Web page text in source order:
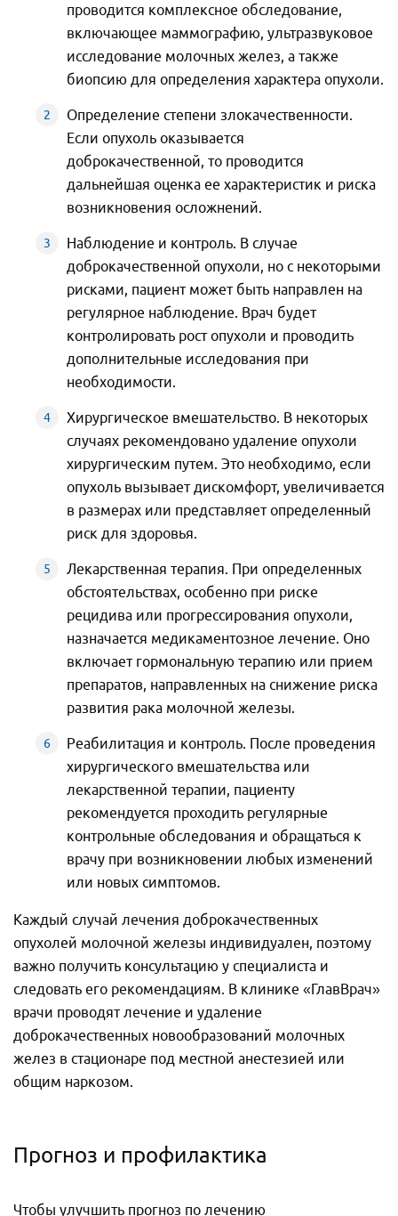
проводится комплексное обследование,
включающее маммографию, ультразвуковое
исследование молочных желез, а также
биопсию для определения характера опухоли.
Определение степени злокачественности.
Если опухоль оказывается
доброкачественной, то проводится
дальнейшая оценка ее характеристик и риска
возникновения осложнений.
Наблюдение и контроль. В случае
доброкачественной опухоли, но с некоторыми
рисками, пациент может быть направлен на
регулярное наблюдение. Врач будет
контролировать рост опухоли и проводить
дополнительные исследования при
необходимости.
Хирургическое вмешательство. В некоторых
случаях рекомендовано удаление опухоли
хирургическим путем. Это необходимо, если
опухоль вызывает дискомфорт, увеличивается
в размерах или представляет определенный
риск для здоровья.
Лекарственная терапия. При определенных
обстоятельствах, особенно при риске
рецидива или прогрессирования опухоли,
назначается медикаментозное лечение. Оно
включает гормональную терапию или прием
препаратов, направленных на снижение риска
развития рака молочной железы.
Реабилитация и контроль. После проведения
хирургического вмешательства или
лекарственной терапии, пациенту
рекомендуется проходить регулярные
контрольные обследования и обращаться к
врачу при возникновении любых изменений
или новых симптомов.
Каждый случай лечения доброкачественных
опухолей молочной железы индивидуален, поэтому
важно получить консультацию у специалиста и
следовать его рекомендациям. В клинике «ГлавВрач»
врачи проводят лечение и удаление
доброкачественных новообразований молочных
желез в стационаре под местной анестезией или
общим наркозом.
Прогноз и профилактика
Чтобы улучшить прогноз по лечению